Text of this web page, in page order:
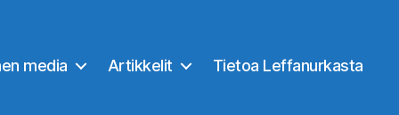
media Artikkelit Tietoa Leffanurkasta